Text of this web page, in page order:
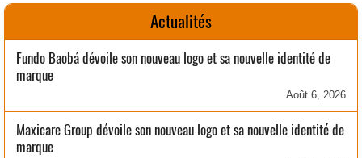
Actualités
Fundo Baobá dévoile son nouveau logo et sa nouvelle identité de
marque
Août 6, 2026
Maxicare Group dévoile son nouveau logo et sa nouvelle identité de
marque